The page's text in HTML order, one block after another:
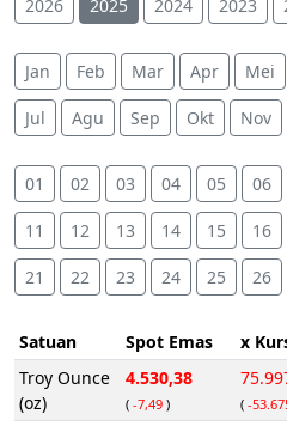
2026 2025 2024 2023
Jan Feb Mar Apr Mei
Jul Agu Sep Okt Nov
01 02 03 04 05 06
11 12 13 14 15 16
21 22 23 24 25 26
Satuan Spot Emas x
Troy Ounce
(oz)
4.530,38
( -7,49 ) ( -